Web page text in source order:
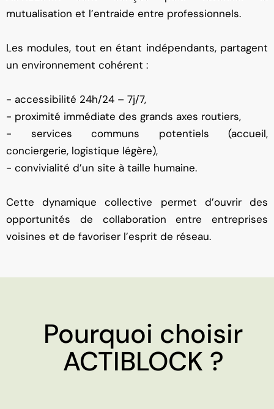
mutualisation et l’entraide entre professionnels.
Les modules, tout en étant indépendants, partagent
un environnement cohérent :
- accessibilité 24h/24 – 7j/7,
- proximité immédiate des grands axes routiers,
- services communs potentiels (accueil,
conciergerie, logistique légère),
- convivialité d’un site à taille humaine.
Cette dynamique collective permet d’ouvrir des
opportunités de collaboration entre entreprises
voisines et de favoriser l’esprit de réseau.
Pourquoi choisir
ACTIBLOCK ?